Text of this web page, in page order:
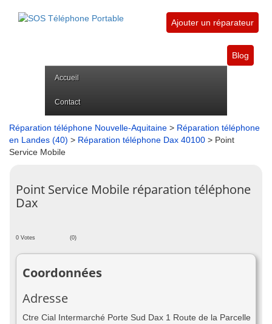
Ajouter un réparateur
Blog
Accueil
Contact
Réparation téléphone Nouvelle-Aquitaine > Réparation téléphone
en Landes (40) > Réparation téléphone Dax 40100 > Point
Service Mobile
Point Service Mobile réparation téléphone
Dax
0 Votes (0)
Coordonnées
Adresse
Ctre Cial Intermarché Porte Sud Dax 1 Route de la Parcelle